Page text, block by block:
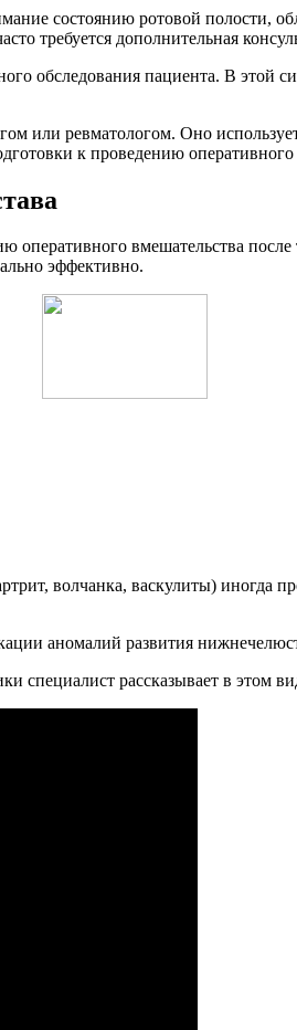
состоянию ротовой полости,
требуется дополнительная
обследования пациента. В этой
или ревматологом. Оно
к проведению
оперативного вмешательства
эффективно.
волчанка, васкулиты) иногда
аномалий развития
специалист рассказывает в этом